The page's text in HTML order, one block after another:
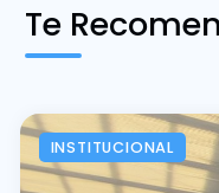
Te
INSTITUCIONAL